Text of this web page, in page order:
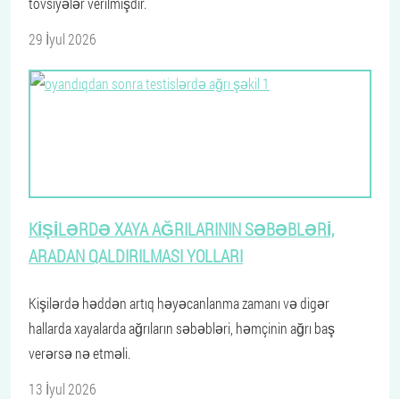
29 İyul 2026
KIŞILƏRDƏ XAYA AĞRILARININ SƏBƏBLƏRI,
ARADAN QALDIRILMASI YOLLARI
Kişilərdə həddən artıq həyəcanlanma zamanı və digər
hallarda xayalarda ağrıların səbəbləri, həmçinin ağrı baş
verərsə nə etməli.
13 İyul 2026